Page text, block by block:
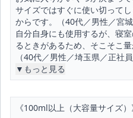
サイズではすぐに使い切って
からです。（40代／男性／宮城
自分自身にも使用するが、寝
るときがあるため、そこそこ
（40代／男性／埼玉県／正社員
▼もっと見る
《100ml以上（大容量サイズ）